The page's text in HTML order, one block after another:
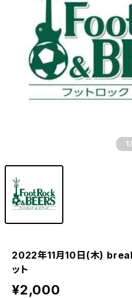
1
2022年11月10日(木)
ット
¥2,000